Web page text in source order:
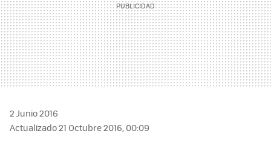
2 Junio 2016
Actualizado 21 Octubre 2016, 00:09